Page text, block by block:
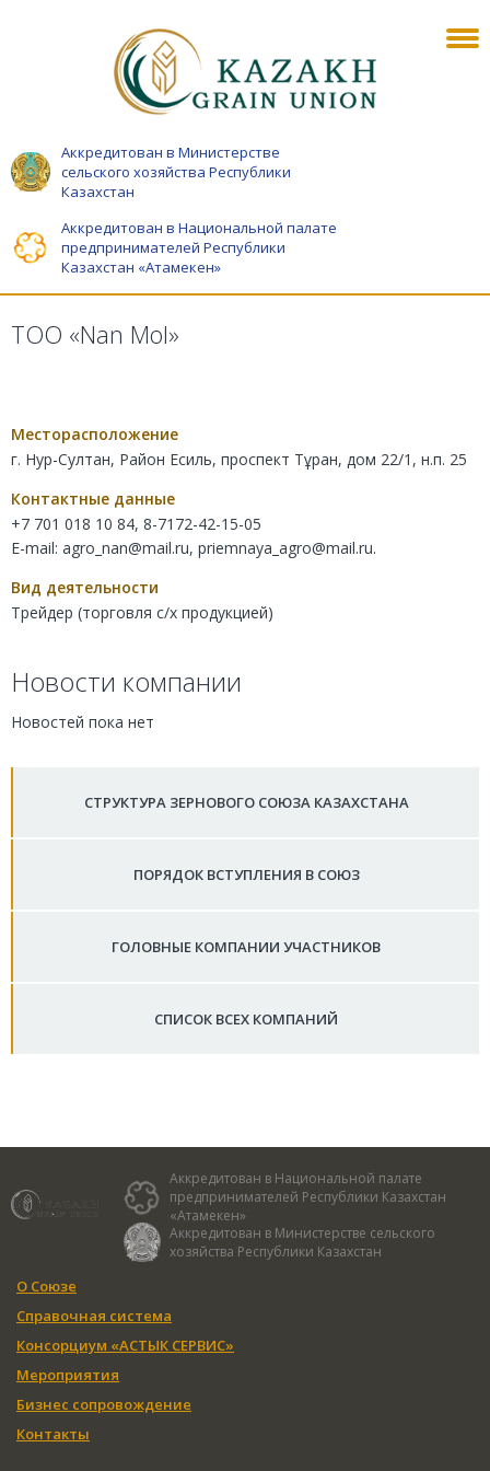
Аккредитован в Министерстве
сельского хозяйства Республики
Казахстан
Аккредитован в Национальной палате
предпринимателей Республики
Казахстан «Атамекен»
ТОО «Nan Mol»
Месторасположение
г. Нур-Султан, Район Есиль, проспект Тұран, дом 22/1, н.п. 25
Контактные данные
+7 701 018 10 84, 8-7172-42-15-05
E-mail: agro_nan@mail.ru, priemnaya_agro@mail.ru.
Вид деятельности
Трейдер (торговля с/х продукцией)
Новости компании
Новостей пока нет
СТРУКТУРА ЗЕРНОВОГО СОЮЗА КАЗАХСТАНА
ПОРЯДОК ВСТУПЛЕНИЯ В СОЮЗ
ГОЛОВНЫЕ КОМПАНИИ УЧАСТНИКОВ
СПИСОК ВСЕХ КОМПАНИЙ
Аккредитован в Национальной палате
предпринимателей Республики Казахстан
«Атамекен»
Аккредитован в Министерстве сельского
хозяйства Республики Казахстан
О Союзе
Справочная система
Консорциум «АСТЫК СЕРВИС»
Мероприятия
Бизнес сопровождение
Контакты